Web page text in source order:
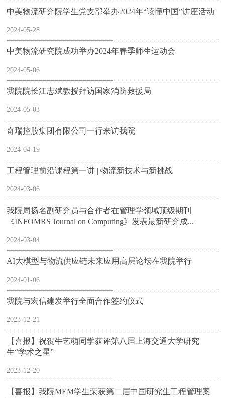
中美物流研究院学生党支部举办2024年“读懂中国”讲座活动
2024-05-28
中美物流研究院成功举办2024年春季师生运动会
2024-05-06
我院院长江志斌教授拜访国家消防救援局
2024-05-03
奇瑞控股集团有限公司一行来访我院
2024-04-19
工程管理前沿课程第一讲 | 物流新技术与新挑战
2024-03-06
我院周扬名副研究员与合作者在管理学领域顶级期刊
《INFOMRS Journal on Computing》发表最新研究成...
2024-03-04
AI大模型与物流供应链未来应用高层论坛在我院举行
2024-01-06
我院与宏信建发举行全面合作签约仪式
2023-12-21
【喜报】祝贺牛艺萌同学获评第八届上海交通大学研究
生“学术之星”
2023-12-20
【喜报】我院MEM学生荣获第二届中国研究生工程管理案